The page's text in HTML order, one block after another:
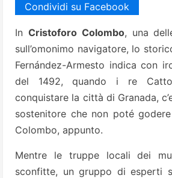
Condividi su Facebook
In Cristoforo Colombo, una
sull’omonimo navigatore, lo
Fernández-Armesto indica con
del 1492, quando i re
conquistare la città di Granada,
sostenitore che non poté
Colombo, appunto.
Mentre le truppe locali dei
sconfitte, un gruppo di esperti